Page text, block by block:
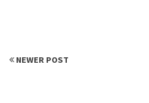
NEWER POST